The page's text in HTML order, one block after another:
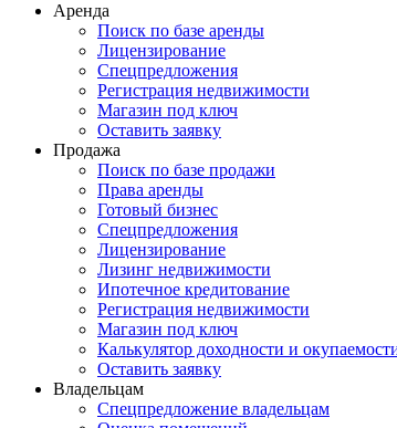
Аренда
Поиск по базе аренды
Лицензирование
Спецпредложения
Регистрация недвижимости
Магазин под ключ
Оставить заявку
Продажа
Поиск по базе продажи
Права аренды
Готовый бизнес
Спецпредложения
Лицензирование
Лизинг недвижимости
Ипотечное кредитование
Регистрация недвижимости
Магазин под ключ
Калькулятор доходности и
Оставить заявку
Владельцам
Спецпредложение владельцам